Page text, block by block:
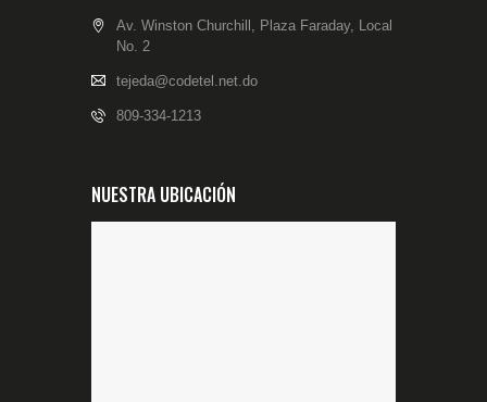
Av. Winston Churchill, Plaza Faraday, Local
No. 2
tejeda@codetel.net.do
809-334-1213
NUESTRA UBICACIÓN